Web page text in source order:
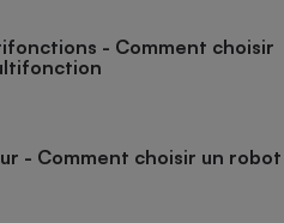
- Comment choisir
- Comment choisir un robot